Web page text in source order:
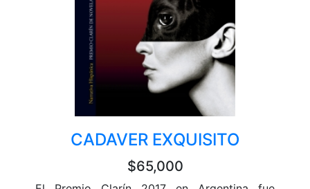
CADAVER EXQUISITO
$65,000